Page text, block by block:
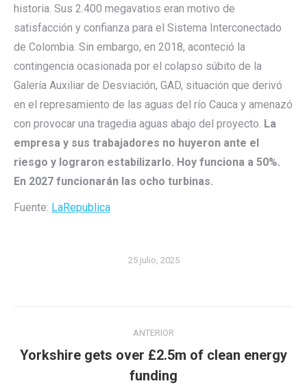
historia. Sus 2.400 megavatios eran motivo de
satisfacción y confianza para el Sistema Interconectado
de Colombia. Sin embargo, en 2018, aconteció la
contingencia ocasionada por el colapso súbito de la
Galería Auxiliar de Desviación, GAD, situación que derivó
en el represamiento de las aguas del río Cauca y amenazó
con provocar una tragedia aguas abajo del proyecto. La
empresa y sus trabajadores no huyeron ante el
riesgo y lograron estabilizarlo. Hoy funciona a 50%.
En 2027 funcionarán las ocho turbinas.
Fuente: LaRepublica
25 julio, 2025
entre
publicaciones
ANTERIOR
Publicación
anterior:
Yorkshire gets over £2.5m of clean energy
funding